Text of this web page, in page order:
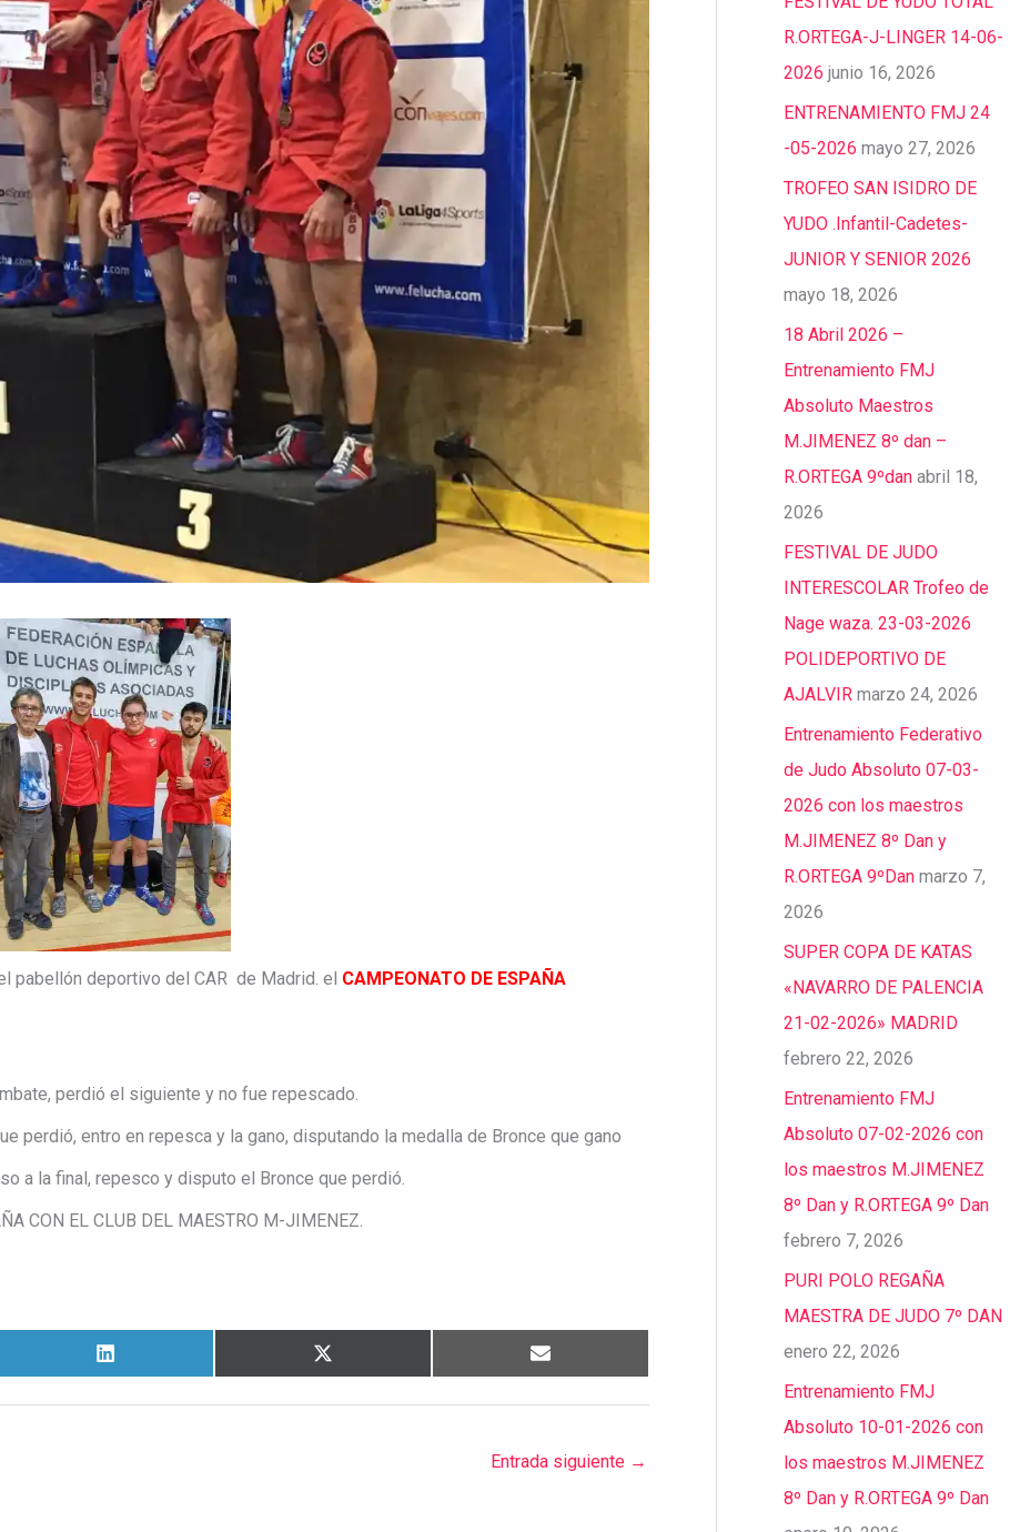
pabellón deportivo del CAR de Madrid. el CAMPEONATO DE ESPAÑA
perdió el siguiente y no fue repescado.
perdió, entro en repesca y la gano, disputando la medalla de Bronce que gano
a la final, repesco y disputo el Bronce que perdió.
CON EL CLUB DEL MAESTRO M-JIMENEZ.
Entrada siguiente →
R.ORTEGA-J-LINGER 14-06-
2026 junio 16, 2026
ENTRENAMIENTO FMJ 24
-05-2026 mayo 27, 2026
TROFEO SAN ISIDRO DE
YUDO .Infantil-Cadetes-
JUNIOR Y SENIOR 2026
mayo 18, 2026
18 Abril 2026 –
Entrenamiento FMJ
Absoluto Maestros
M.JIMENEZ 8º dan –
R.ORTEGA 9ºdan abril 18,
2026
FESTIVAL DE JUDO
INTERESCOLAR Trofeo de
Nage waza. 23-03-2026
POLIDEPORTIVO DE
AJALVIR marzo 24, 2026
Entrenamiento Federativo
de Judo Absoluto 07-03-
2026 con los maestros
M.JIMENEZ 8º Dan y
R.ORTEGA 9ºDan marzo 7,
2026
SUPER COPA DE KATAS
«NAVARRO DE PALENCIA
21-02-2026» MADRID
febrero 22, 2026
Entrenamiento FMJ
Absoluto 07-02-2026 con
los maestros M.JIMENEZ
8º Dan y R.ORTEGA 9º Dan
febrero 7, 2026
PURI POLO REGAÑA
MAESTRA DE JUDO 7º DAN
enero 22, 2026
Entrenamiento FMJ
Absoluto 10-01-2026 con
los maestros M.JIMENEZ
8º Dan y R.ORTEGA 9º Dan